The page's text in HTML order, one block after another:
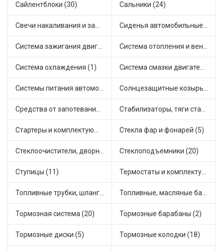
Сайлентблоки (30) Сальники (24)
Свечи накаливания и зажигания (31) Сиденья автомобильные (1)
Система зажигания двигателя (3) Система отопления и вентиляции (17)
Система охлаждения (1) Система смазки двигателя (17)
Системы питания автомобиля (21) Солнцезащитные козырьки для салона автомобиля (3)
Средства от запотевания и размораживатели стекла (1) Стабилизаторы, тяги стабилизатора, стойки стабилиз (3)
Стартеры и комплектующие (38) Стекла фар и фонарей (5)
Стеклоочистители, дворники (1) Стеклоподъемники (20)
Ступицы (11) Термостаты и комплектующие системы охлаждения (55)
Топливные трубки, шланги, магистрали и рампы (3) Топливные, масляные баки (1)
Тормозная система (20) Тормозные барабаны (2)
Тормозные диски (5) Тормозные колодки (18)